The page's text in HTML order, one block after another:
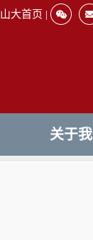
山大首页 |
关于我